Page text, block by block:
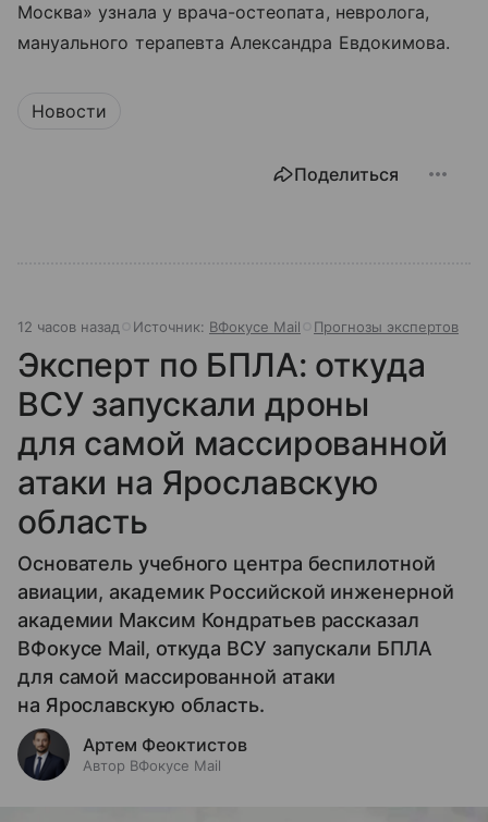
Москва» узнала у врача-остеопата, невролога,
мануального терапевта Александра Евдокимова.
Новости
Поделиться
12 часов назад Источник: ВФокусе Mail Прогнозы экспертов
Эксперт по БПЛА: откуда
ВСУ запускали дроны
для самой массированной
атаки на Ярославскую
область
Основатель учебного центра беспилотной
авиации, академик Российской инженерной
академии Максим Кондратьев рассказал
ВФокусе Mail, откуда ВСУ запускали БПЛА
для самой массированной атаки
на Ярославскую область.
Артем Феоктистов
Автор ВФокусе Mail